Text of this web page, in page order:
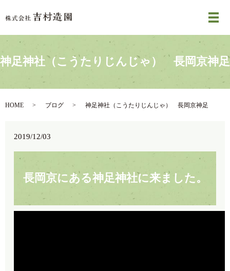
メ
神足神社（こうたりじんじゃ） 長岡京神足
HOME ブログ 神足神社（こうたりじんじゃ） 長岡京神足
2019/12/03
長岡京にある神足神社に来ました。